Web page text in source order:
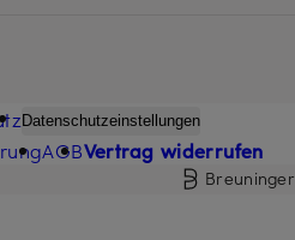
Datenschutzeinstellungen
AGBVertrag widerrufen
Breuninger